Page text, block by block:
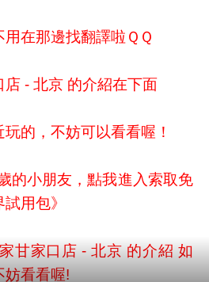
在那邊找翻譯啦ＱＱ
- 北京 的介紹在下面
的，不妨可以看看喔！
的小朋友，點我進入索取免
用包》
甘家口店 - 北京 的介紹 如
妨看看喔!